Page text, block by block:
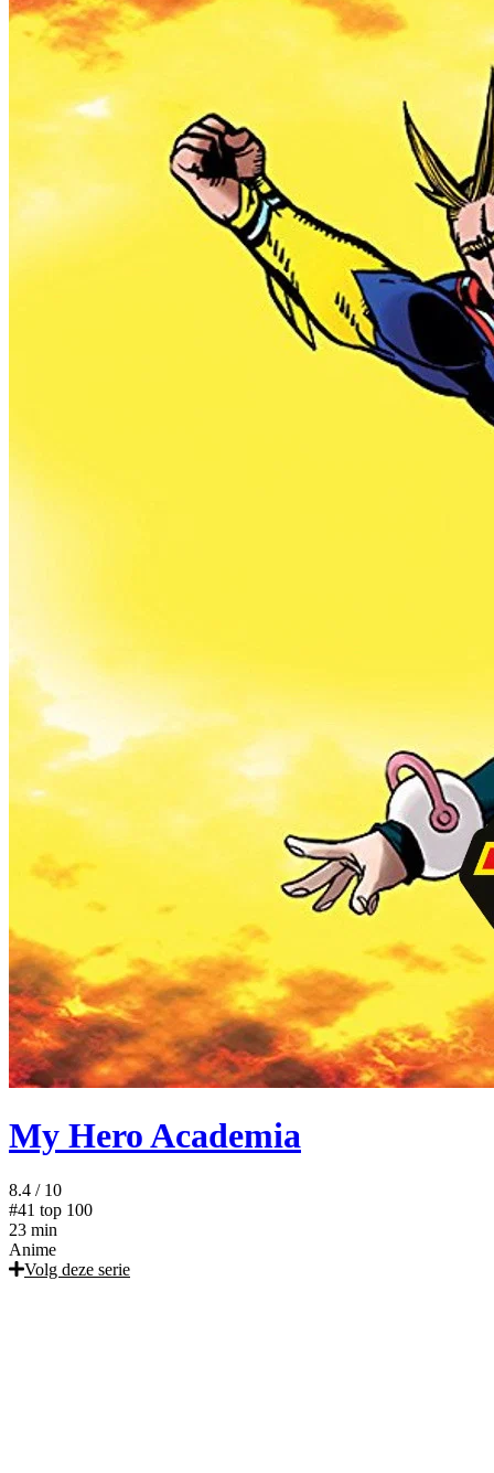
My Hero Academia
8.4 / 10
#41 top 100
23 min
Anime
Volg deze serie